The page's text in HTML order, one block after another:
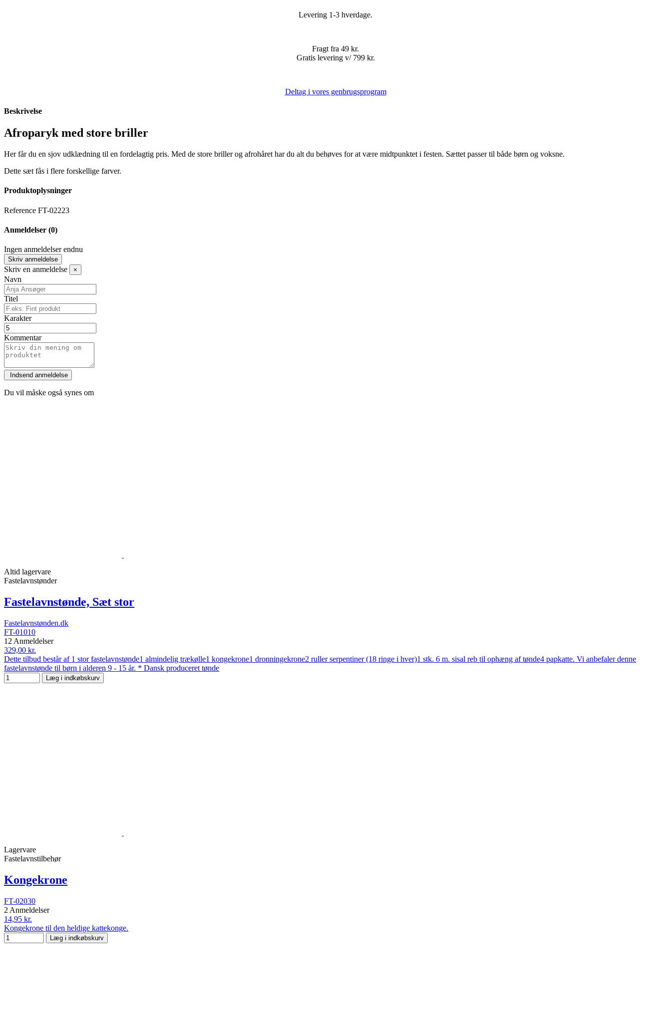
Levering 1-3 hverdage.
Fragt fra 49 kr.
Gratis levering v/ 799 kr.
Deltag i vores genbrugsprogram
Beskrivelse
Afroparyk med store briller
Her får du en sjov udklædning til en fordelagtig pris. Med de store briller og afrohåret har du alt du behøves for at være midtpunktet i festen. Sættet passer til både børn og voksne.
Dette sæt fås i flere forskellige farver.
Produktoplysninger
Reference FT-02223
Anmeldelser (0)
Ingen anmeldelser endnu
Skriv anmeldelse
Skriv en anmeldelse ×
Navn
Titel
Karakter
Kommentar
Du vil måske også synes om
Altid lagervare
Fastelavnstønder
Fastelavnstønde, Sæt stor
Fastelavnstønden.dk
FT-01010
12 Anmeldelser
329,00 kr.
Dette tilbud består af 1 stor fastelavnstønde1 almindelig trækølle1 kongekrone1 dronningekrone2 ruller serpentiner (18 ringe i hver)1 stk. 6 m. sisal reb til ophæng af tønde4 papkatte. Vi anbefaler denne
fastelavnstønde til børn i alderen 9 - 15 år. * Dansk produceret tønde
Læg i indkøbskurv
Lagervare
Fastelavnstilbehør
Kongekrone
FT-02030
2 Anmeldelser
14,95 kr.
Kongekrone til den heldige kattekonge.
Læg i indkøbskurv